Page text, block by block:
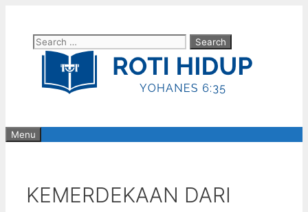
contentSearch
for:
Menu
KEMERDEKAAN DARI